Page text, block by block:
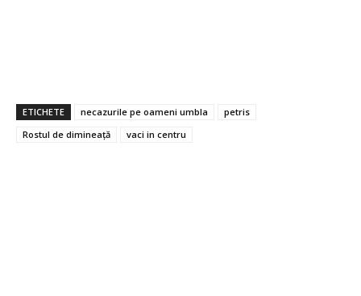
ETICHETE necazurile pe oameni umbla
petris
Rostul de dimineață
vaci in centru